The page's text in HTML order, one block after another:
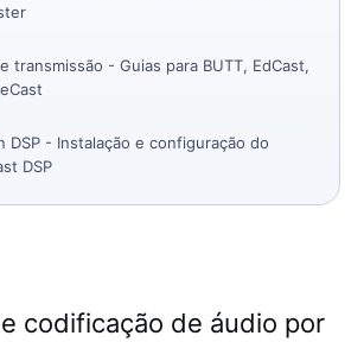
transmissão - Guias para BUTT, EdCast,
DSP - Instalação e configuração do
DSP
codificação de áudio por